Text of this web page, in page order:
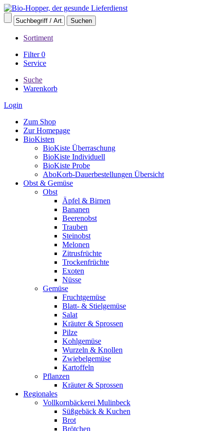
Sortiment
Filter0
Service
Suche
Warenkorb
Login
Zum Shop
Zur Homepage
BioKisten
BioKiste Überraschung
BioKiste Individuell
BioKiste Probe
AboKorb-Dauerbestellungen Übersicht
Obst & Gemüse
Obst
Äpfel & Birnen
Bananen
Beerenobst
Trauben
Steinobst
Melonen
Zitrusfrüchte
Trockenfrüchte
Exoten
Nüsse
Gemüse
Fruchtgemüse
Blatt- & Stielgemüse
Salat
Kräuter & Sprossen
Pilze
Kohlgemüse
Wurzeln & Knollen
Zwiebelgemüse
Kartoffeln
Pflanzen
Kräuter & Sprossen
Regionales
Vollkornbäckerei Mulinbeck
Süßgebäck & Kuchen
Brot
Brötchen